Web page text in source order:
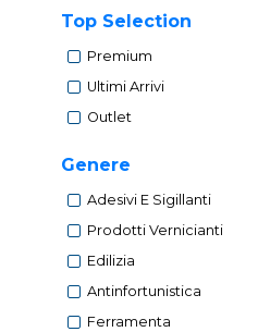
Top Selection
Premium
Ultimi Arrivi
Outlet
Genere
Adesivi E Sigillanti
Prodotti Vernicianti
Edilizia
Antinfortunistica
Ferramenta